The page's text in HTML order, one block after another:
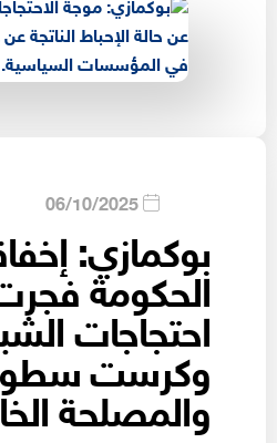
06/10/2025
بوكمازي:
الحكومة
احتجاجات
وكرست
والمصلحة